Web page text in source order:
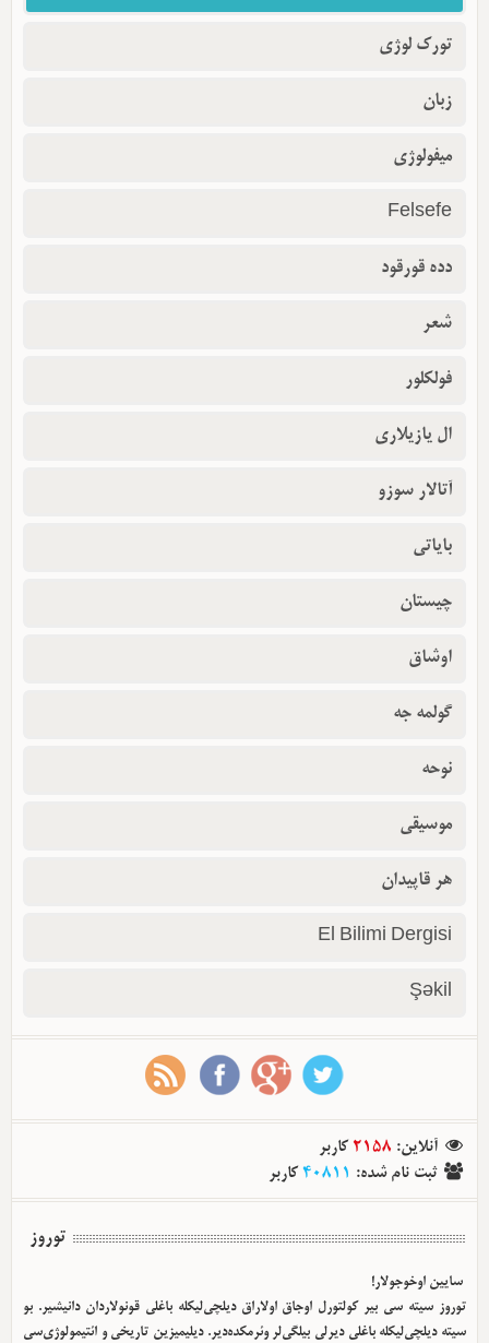
تورک لوژی
زبان
میفولوژی
Felsefe
دده قورقود
شعر
فولکلور
ال یازیلاری
آتالار سوزو
بایاتی
چیستان
اوشاق
گولمه جه
نوحه
موسیقی
هر قاپیدان
El Bilimi Dergisi
Şəkil
آنلاین:
2158 کاربر
ثبت نام شده:
40811 کاربر
توروز
سایین اوخوجولار!
توروز سیته سی بیر کولتورل اوجاق اولا‌راق دیلچی‌لیکله باغلی قونولاردان دانیشیر. بو
سیته دیلچی‌لیکله باغلی دیرلی بیلگی‌لر وئرمکده‌دیر. دیلیمیزین تاریخی و ائتیمولوژی‌سی